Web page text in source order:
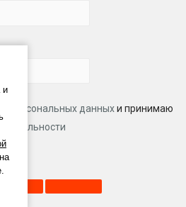
персональных данныхи принимаю
и